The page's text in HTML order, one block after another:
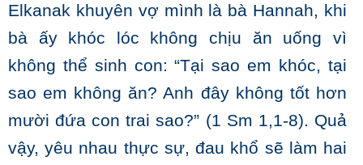
Elkanak khuyên vợ mình là bà Hannah, khi
bà ấy khóc lóc không chịu ăn uống vì
không thể sinh con: “Tại sao em khóc, tại
sao em không ăn? Anh đây không tốt hơn
mười đứa con trai sao?” (1 Sm 1,1-8). Quả
vậy, yêu nhau thực sự, đau khổ sẽ làm hai